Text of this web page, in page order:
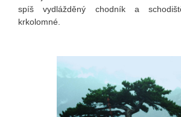
spíš vydlážděný chodník a
krkolomné.